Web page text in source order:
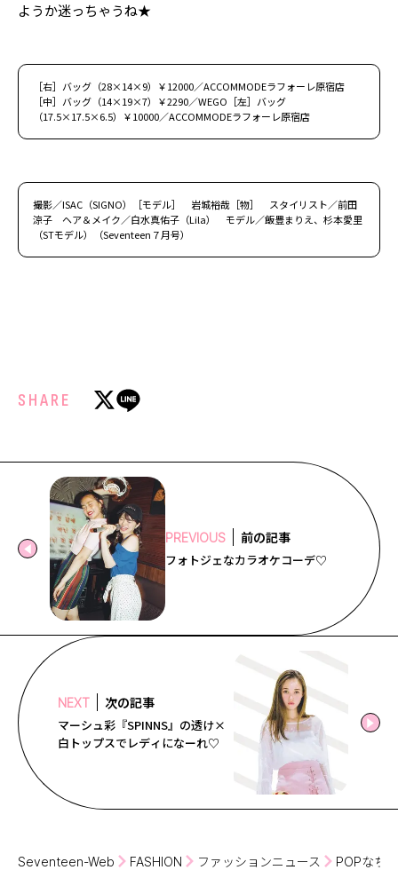
ようか迷っちゃうね★
［右］バッグ（28×14×9）￥12000／ACCOMMODEラフォーレ原宿店
［中］バッグ（14×19×7）￥2290／WEGO［左］バッグ
（17.5×17.5×6.5）￥10000／ACCOMMODEラフォーレ原宿店
撮影／ISAC（SIGNO）［モデル］ 岩城裕哉［物］ スタイリスト／前田
涼子 ヘア＆メイク／白水真佑子（Lila） モデル／飯豊まりえ、杉本愛里
（STモデル）（Seventeen７月号）
SHARE
PREVIOUS 前の記事
フォトジェなカラオケコーデ♡
NEXT 次の記事
マーシュ彩『SPINNS』の透け×
白トップスでレディになーれ♡
Seventeen-Web FASHION ファッションニュース POPなち